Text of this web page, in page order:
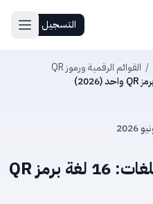
التسجيل
/ القوائم الرقمية ورموز QR
قائمة مطعم متعددة اللغات: 16 لغة برمز QR